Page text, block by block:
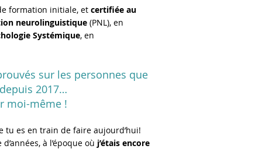
formation initiale, et certifiée au
neurolinguistique (PNL), en
Systémique, en
sur les personnes que
2017…
moi-même !
tu es en train de faire aujourd’hui!
à l’époque où j’étais encore